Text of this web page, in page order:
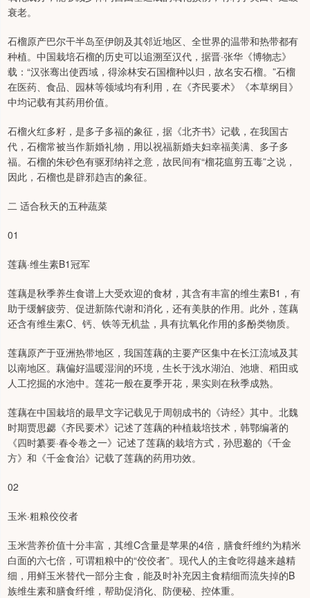
衰老。
石榴原产巴尔干半岛至伊朗及其邻近地区、全世界的温带和热带都有
种植。中国栽培石榴的历史可以追溯至汉代，据晋·张华《博物志》
载：“汉张骞出使西域，得涂林安石国榴种以归，故名安石榴。”石榴
在医药、食品、园林等领域均有利用，在《齐民要术》《本草纲目》
中均记载有其药用价值。
石榴火红多籽，是多子多福的象征，据《北齐书》记载，在我国古
代，石榴常被当作新婚礼物，用以祝福新婚夫妇幸福美满、多子多
福。石榴的朱砂色有驱邪纳祥之意，故民间有“榴花瘟剪五毒”之说，
因此，石榴也是辟邪趋吉的象征。
二 适合秋天的五种蔬菜
01
莲藕·维生素B1冠军
莲藕是秋季养生食谱上大受欢迎的食材，其含有丰富的维生素B1，有
助于缓解疲劳、促进新陈代谢和消化，还有美肤的作用。此外，莲藕
还含有维生素C、钙、铁等无机盐，具有抗氧化作用的多酚类物质。
莲藕原产于亚洲热带地区，我国莲藕的主要产区集中在长江流域及其
以南地区。藕偏好温暖湿润的环境，生长于浅水湖泊、池塘、稻田或
人工挖掘的水池中。莲花一般在夏季开花，果实则在秋季成熟。
莲藕在中国栽培的最早文字记载见于周朝成书的《诗经》其中。北魏
时期贾思勰《齐民要术》记述了莲藕的种植栽培技术，韩鄂编著的
《四时纂要·春令卷之一》记述了莲藕的栽培方式，孙思邈的《千金
方》和《千金食治》记载了莲藕的药用功效。
02
玉米·粗粮佼佼者
玉米营养价值十分丰富，其维C含量是苹果的4倍，膳食纤维约为精米
白面的六七倍，可谓粗粮中的“佼佼者”。现代人的主食吃得越来越精
细，用鲜玉米替代一部分主食，能及时补充因主食精细而流失掉的B
族维生素和膳食纤维，帮助促消化、防便秘、控体重。